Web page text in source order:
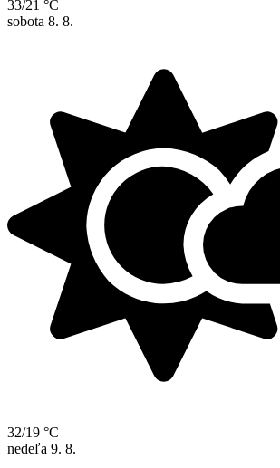
33/21 °C
sobota 8. 8.
32/19 °C
nedeľa 9. 8.